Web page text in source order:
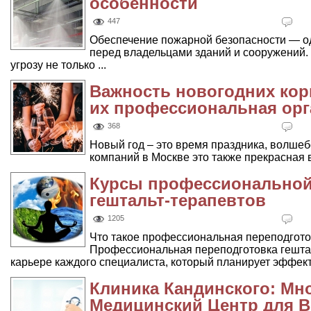
447
Обеспечение пожарной безопасности —
перед владельцами зданий и
угрозу не только ...
Важность новогодних
их профессиональная
368
Новый год – это время праздника,
компаний в Москве это также
Курсы
гештальт-терапевтов
1205
Что такое профессиональная
Профессиональная переподготовка
карьере каждого специалиста, который планирует
Клиника Кандинского:
Медицинский Центр для